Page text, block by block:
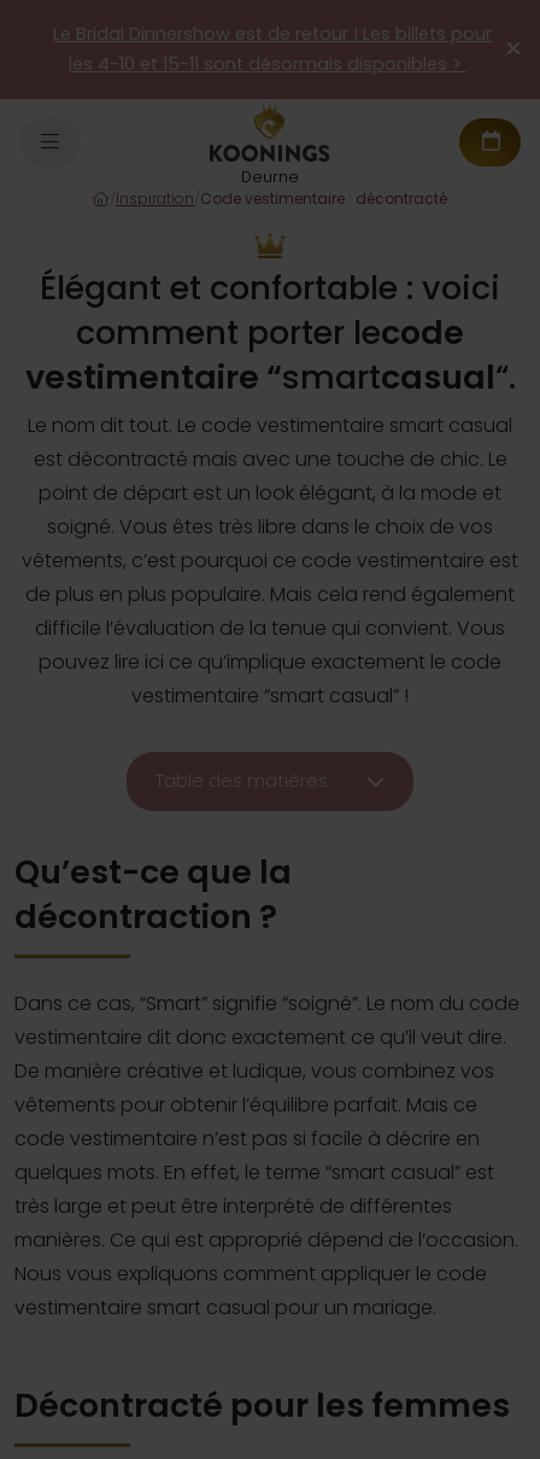
Le Bridal Dinnershow est de retour ! Les billets pour
les 4-10 et 15-11 sont désormais disponibles >
Deurne
Inspiration Code vestimentaire : décontracté
Élégant et confortable : voici
comment porter lecode
vestimentaire “smartcasual“.
Le nom dit tout. Le code vestimentaire smart casual
est décontracté mais avec une touche de chic. Le
point de départ est un look élégant, à la mode et
soigné. Vous êtes très libre dans le choix de vos
vêtements, c’est pourquoi ce code vestimentaire est
de plus en plus populaire. Mais cela rend également
difficile l’évaluation de la tenue qui convient. Vous
pouvez lire ici ce qu’implique exactement le code
vestimentaire “smart casual” !
Table des matières
Qu’est-ce que la
décontraction ?
Dans ce cas, “Smart” signifie “soigné”. Le nom du code
vestimentaire dit donc exactement ce qu’il veut dire.
De manière créative et ludique, vous combinez vos
vêtements pour obtenir l’équilibre parfait. Mais ce
code vestimentaire n’est pas si facile à décrire en
quelques mots. En effet, le terme “smart casual” est
très large et peut être interprété de différentes
manières. Ce qui est approprié dépend de l’occasion.
Nous vous expliquons comment appliquer le code
vestimentaire smart casual pour un mariage.
Décontracté pour les femmes